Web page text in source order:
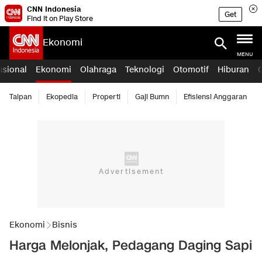
CNN Indonesia
Find it on Play Store
Get
Ekonomi
MENU
Ekonomi Olahraga Teknologi Otomotif Hiburan
Taipan Ekopedia Properti Gaji Bumn Efisiensi Anggaran
Ekonomi Bisnis
Harga Melonjak, Pedagang Daging Sapi